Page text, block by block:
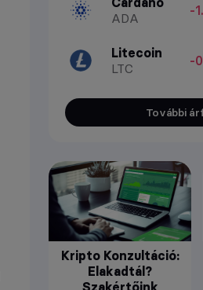
ADA
-
Litecoin
LTC
-
További
Kripto Konzultáció:
Elakadtál?